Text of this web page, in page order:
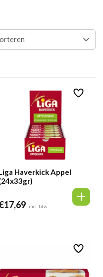
Haverkick Appel
17,69 incl. btw